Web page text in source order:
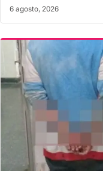
6 agosto, 2026